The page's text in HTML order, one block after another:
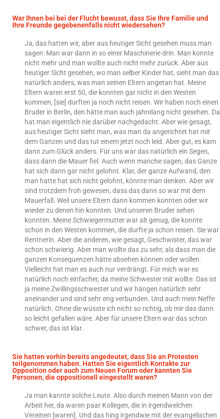
War Ihnen bei bei der Flucht bewusst, dass Sie Ihre Familie und
Ihre Freunde gegebenenfalls nicht wiedersehen?
Ja, das hatten wir, aber aus heutiger Sicht gesehen muss man
sagen: Man war dann in so einer Maschinerie drin. Man konnte
nicht mehr und man wollte auch nicht mehr zurück. Aber aus
heutiger Sicht gesehen, wo man selber Kinder hat, sieht man das
natürlich anders, was man seinen Eltern angetan hat. Meine
Eltern waren erst 50, die konnten gar nicht in den Westen
kommen, [sie] durften ja noch nicht reisen. Wir haben noch einen
Bruder in Berlin, den hätte man auch jahrelang nicht gesehen. Da
hat man eigentlich nie darüber nachgedacht. Aber wie gesagt,
aus heutiger Sicht sieht man, was man da angerichtet hat mit
dem Ganzen und das tut einem jetzt noch leid. Aber gut, es kam
dann zum Glück anders. Für uns war das natürlich ein Segen,
dass dann die Mauer fiel. Auch wenn manche sagen, das Ganze
hat sich dann gar nicht gelohnt. Klar, der ganze Aufwand, den
man hatte hat sich nicht gelohnt, könnte man denken. Aber wir
sind trotzdem froh gewesen, dass das dann so war mit dem
Mauerfall. Weil unsere Eltern dann kommen konnten oder wir
wieder zu denen hin konnten. Und unseren Bruder sehen
konnten. Meine Schwiegermutter war alt genug, die konnte
schon in den Westen kommen, die durfte ja schon reisen. Sie war
Rentnerin. Aber die anderen, wie gesagt, Geschwister, das war
schon schwierig. Aber man wollte das zu sehr, als dass man die
ganzen Konsequenzen hätte absehen können oder wollen.
Vielleicht hat man es auch nur verdrängt. Für mich war es
natürlich noch einfacher, da meine Schwester mit wollte. Das ist
ja meine Zwillingsschwester und wir hängen natürlich sehr
aneinander und sind sehr eng verbunden. Und auch mein Neffe
natürlich. Ohne die wüsste ich nicht so richtig, ob mir das dann
so leicht gefallen wäre. Aber für unsere Eltern war das schon
schwer, das ist klar.
Sie hatten vorhin bereits angedeutet, dass Sie an Protesten
teilgenommen haben. Hatten Sie eigentlich Kontakte zur
Opposition oder auch zum Neuen Forum oder kannten Sie
Personen, die oppositionell eingestellt waren?
Ja man kannte solche Leute. Also durch meinen Mann von der
Arbeit her, da waren paar Kollegen, die in irgendwelchen
Vereinen [waren]. Und das hing irgendwie mit der evangelischen